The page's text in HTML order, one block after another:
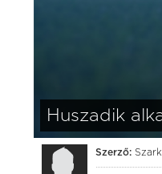
Huszadik
Szerző: